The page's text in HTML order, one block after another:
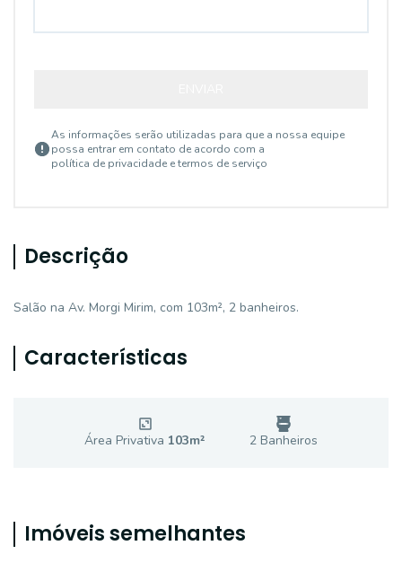
As informações serão utilizadas para que a nossa equipe
possa entrar em contato de acordo com a
política de privacidade e termos de serviço
Descrição
Salão na Av. Morgi Mirim, com 103m², 2 banheiros.
Características
Área Privativa 103m² 2 Banheiros
Imóveis semelhantes